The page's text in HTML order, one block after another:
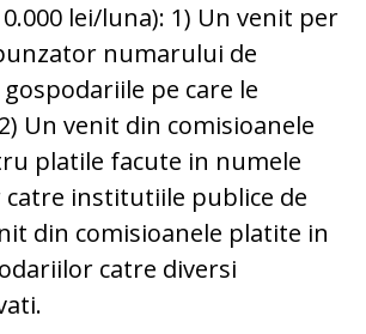
lei/luna): 1) Un venit per
numarului de
pe care le
Un venit din comisioanele
platile facute in numele
institutiile publice de
din comisioanele platite in
catre diversi